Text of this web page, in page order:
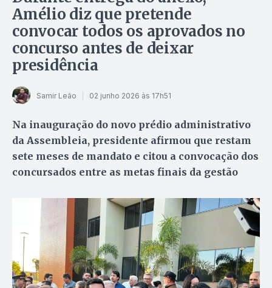
Amélio diz que pretende
convocar todos os aprovados no
concurso antes de deixar
presidência
Samir Leão 02 junho 2026 às 17h51
Na inauguração do novo prédio administrativo
da Assembleia, presidente afirmou que restam
sete meses de mandato e citou a convocação dos
concursados entre as metas finais da gestão